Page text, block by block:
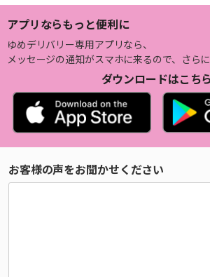
アプリならもっと便利に
ゆめデリバリー専用アプリなら、
メッセージの通知がスマホに来るので、さらに
ダウンロードはこちら
お客様の声をお聞かせください